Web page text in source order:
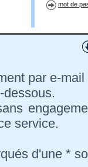
mot de
par e-
service.
d'une *